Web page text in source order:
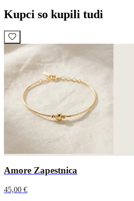
Kupci so kupili tudi
Amore Zapestnica
45,00 €